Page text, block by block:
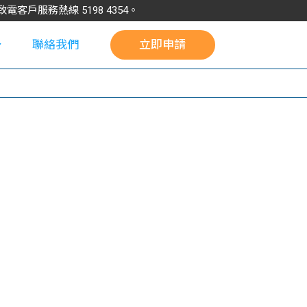
電客戶服務熱線 5198 4354。
聯絡我們 立即申請